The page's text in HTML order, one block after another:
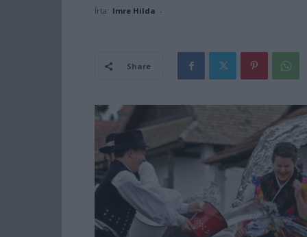
Írta: Imre Hilda -
Share